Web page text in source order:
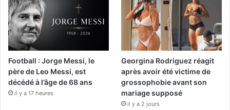
Football : Jorge Messi, le
père de Leo Messi, est
décédé à l’âge de 68 ans
il y a 17 heures
Georgina Rodriguez réagit
après avoir été victime de
grossophobie avant son
mariage supposé
il y a 2 jours